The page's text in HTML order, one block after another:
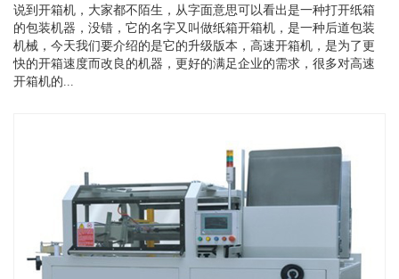
说到开箱机，大家都不陌生，从字面意思可以看出是一种打开纸箱
的包装机器，没错，它的名字又叫做纸箱开箱机，是一种后道包装
机械，今天我们要介绍的是它的升级版本，高速开箱机，是为了更
快的开箱速度而改良的机器，更好的满足企业的需求，很多对高速
开箱机的...